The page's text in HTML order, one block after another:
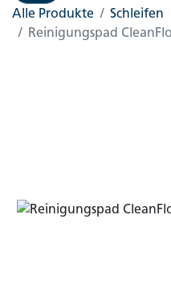
Alle Produkte
Schleifen
Reinigungspad